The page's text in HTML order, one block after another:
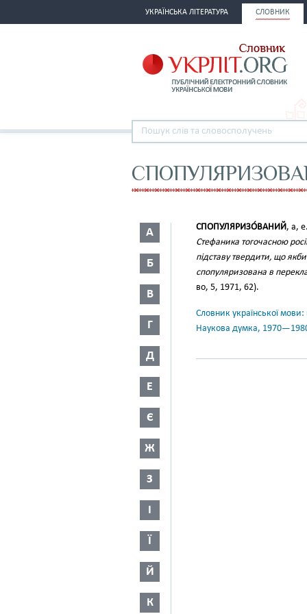
УКРАЇНСЬКА ЛІТЕРАТУРА СЛОВНИК
А
Б
В
Г
Д
Е
Є
Ж
З
І
Ї
Й
К
СПОПУЛЯРИЗО́ВАНИЙ, а,
Стефаника тогочасною
підставу твердити, що
спопуляризована в
во, 5, 1971, 62).
Словник української
Наукова думка,